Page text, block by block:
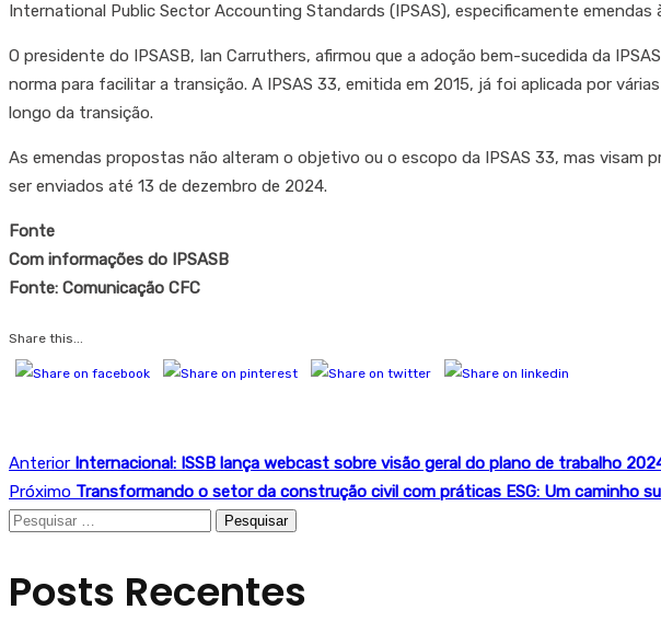
International Public Sector Accounting Standards (IPSAS), especificamente emendas
O presidente do IPSASB, Ian Carruthers, afirmou que a adoção bem-sucedida da
norma para facilitar a transição. A IPSAS 33, emitida em 2015, já foi aplicada por
longo da transição.
As emendas propostas não alteram o objetivo ou o escopo da IPSAS 33, mas
ser enviados até 13 de dezembro de 2024.
Fonte
Com informações do IPSASB
Fonte: Comunicação CFC
Share this...
Anterior Internacional: ISSB lança webcast sobre visão geral do plano de trabalho
Próximo Transformando o setor da construção civil com práticas ESG: Um caminho
Pesquisar
Posts Recentes